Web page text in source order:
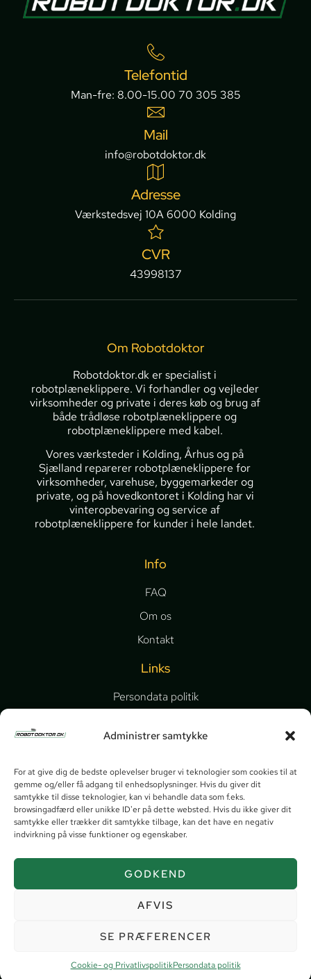
Administrer samtykke
For at give dig de bedste oplevelser bruger vi teknologier som cookies til at
gemme og/eller få adgang til enhedsoplysninger. Hvis du giver dit
samtykke til disse teknologier, kan vi behandle data som f.eks.
browsingadfærd eller unikke ID'er på dette websted. Hvis du ikke giver dit
samtykke eller trækker dit samtykke tilbage, kan det have en negativ
indvirkning på visse funktioner og egenskaber.
GODKEND
AFVIS
SE PRÆFERENCER
Cookie- og PrivatlivspolitikPersondata politik
Telefontid
Man-fre: 8.00-15.00 70 305 385
Mail
info@robotdoktor.dk
Adresse
Værkstedsvej 10A 6000 Kolding
CVR
43998137
Om Robotdoktor
Robotdoktor.dk er specialist i
robotplæneklippere. Vi forhandler og vejleder
virksomheder og private i deres køb og brug af
både trådløse robotplæneklippere og
robotplæneklippere med kabel.
Vores værksteder i Kolding, Århus og på
Sjælland reparerer robotplæneklippere for
virksomheder, varehuse, byggemarkeder og
private, og på hovedkontoret i Kolding har vi
vinteropbevaring og service af
robotplæneklippere for kunder i hele landet.
Info
FAQ
Om os
Kontakt
Links
Persondata politik
Video guides
Send os en besked